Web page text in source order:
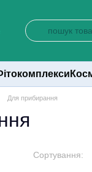
Для прибирання
Сортування: